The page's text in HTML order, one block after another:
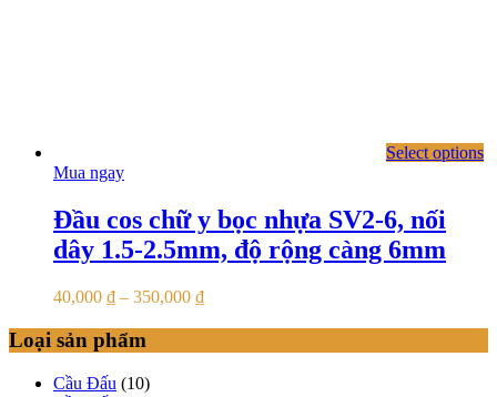
Select options
Mua ngay
Đầu cos chữ y bọc nhựa SV2-6, nối
dây 1.5-2.5mm, độ rộng càng 6mm
40,000 ₫ – 350,000 ₫
Loại sản phẩm
Cầu Đấu (10)